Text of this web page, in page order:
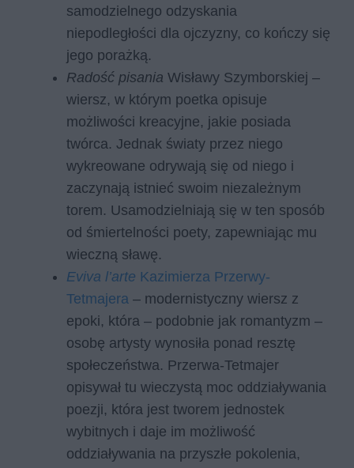
samodzielnego odzyskania
niepodległości dla ojczyzny, co kończy się
jego porażką.
Radość pisania Wisławy Szymborskiej –
wiersz, w którym poetka opisuje
możliwości kreacyjne, jakie posiada
twórca. Jednak światy przez niego
wykreowane odrywają się od niego i
zaczynają istnieć swoim niezależnym
torem. Usamodzielniają się w ten sposób
od śmiertelności poety, zapewniając mu
wieczną sławę.
Eviva l’arte Kazimierza Przerwy-
Tetmajera – modernistyczny wiersz z
epoki, która – podobnie jak romantyzm –
osobę artysty wynosiła ponad resztę
społeczeństwa. Przerwa-Tetmajer
opisywał tu wieczystą moc oddziaływania
poezji, która jest tworem jednostek
wybitnych i daje im możliwość
oddziaływania na przyszłe pokolenia,